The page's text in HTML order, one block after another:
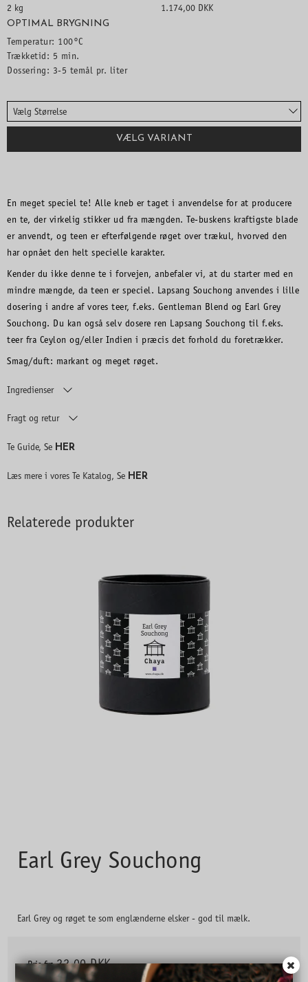
2 kg
1.174,00 DKK
OPTIMAL BRYGNING
Temperatur: 100°C
Trækketid: 5 min.
Dossering: 3-5 temål pr. liter
Vælg Størrelse
VÆLG VARIANT
En meget speciel te! Alle kneb er taget i anvendelse for at producere
en te, der virkelig stikker ud fra mængden. Te-buskens kraftigste blade
er anvendt, og teen er efterfølgende røget over trækul, hvorved den
har opnået den helt specielle karakter.
Kender du ikke denne te i forvejen, anbefaler vi, at du starter med en
mindre mængde, da teen er speciel. Lapsang Souchong anvendes i lille
dosering i andre af vores teer, f.eks. Gentleman Blend og Earl Grey
Souchong. Du kan også selv dosere ren Lapsang Souchong til f.eks.
teer fra Ceylon og/eller Indien i præcis det forhold du foretrækker.
Smag/duft: markant og meget røget.
Ingredienser
Fragt og retur
Te Guide, Se HER
Læs mere i vores Te Katalog, Se HER
Relaterede produkter
Earl Grey Souchong
Earl Grey og røget te som englænderne elsker - god til mælk.
Pris fra22,00 DKK